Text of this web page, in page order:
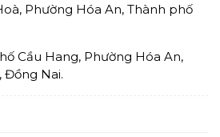
Phường Hóa An, Thành phố
Cầu Hang, Phường Hóa An,
Đồng Nai.